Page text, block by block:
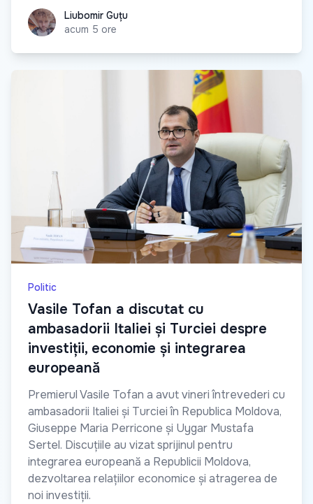
Liubomir Guțu
Liubomir Guțu
acum 5 ore
Politic
Vasile Tofan a discutat cu
ambasadorii Italiei și Turciei despre
investiții, economie și integrarea
europeană
Premierul Vasile Tofan a avut vineri întrevederi cu
ambasadorii Italiei și Turciei în Republica Moldova,
Giuseppe Maria Perricone și Uygar Mustafa
Sertel. Discuțiile au vizat sprijinul pentru
integrarea europeană a Republicii Moldova,
dezvoltarea relațiilor economice și atragerea de
noi investiții.